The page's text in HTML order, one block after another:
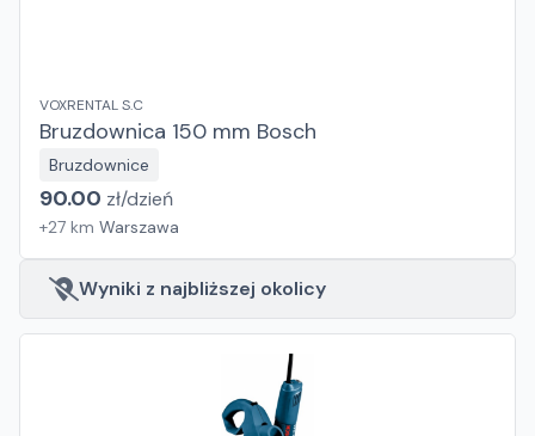
VOXRENTAL S.C
Bruzdownica 150 mm Bosch
Bruzdownice
90.00 zł/dzień
+27 km Warszawa
Wyniki z najbliższej okolicy